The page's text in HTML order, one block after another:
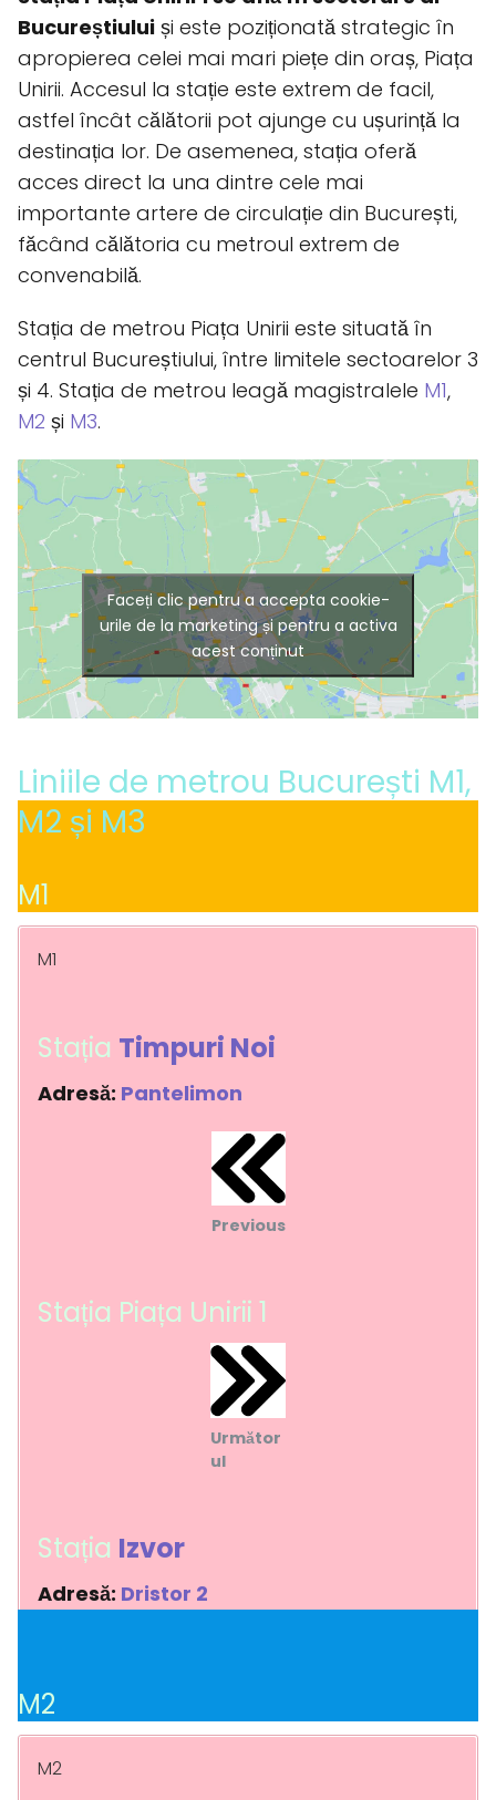
Bucureștiului și este poziționată strategic în
apropierea celei mai mari piețe din oraș, Piața
Unirii. Accesul la stație este extrem de facil,
astfel încât călătorii pot ajunge cu ușurință la
destinația lor. De asemenea, stația oferă
acces direct la una dintre cele mai
importante artere de circulație din București,
făcând călătoria cu metroul extrem de
convenabilă.
Stația de metrou Piața Unirii este situată în
centrul Bucureștiului, între limitele sectoarelor 3
și 4. Stația de metrou leagă magistralele M1,
M2 și M3.
Faceți clic pentru a accepta cookie-
urile de la marketing și pentru a activa
acest conținut
Liniile de metrou București M1,
M2 și M3
M1
M1
Stația Timpuri Noi
Adresă: Pantelimon
Previous
Stația Piața Unirii 1
Următor
ul
Stația Izvor
Adresă: Dristor 2
M2
M2